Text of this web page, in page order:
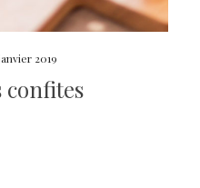
2019
confites